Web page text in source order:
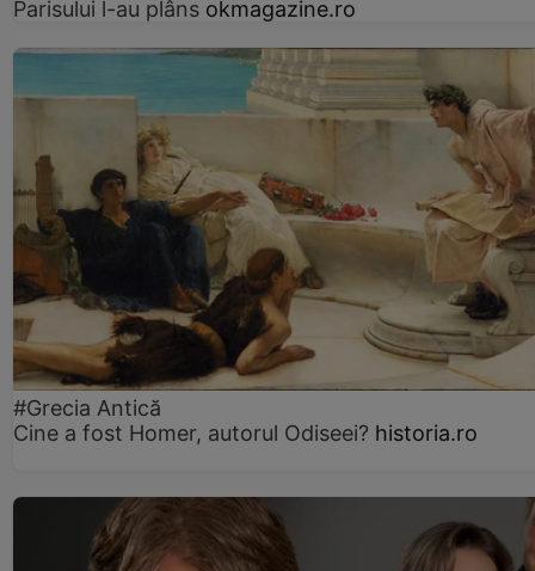
Parisului l-au plâns okmagazine.ro
#Grecia Antică
Cine a fost Homer, autorul Odiseei? historia.ro